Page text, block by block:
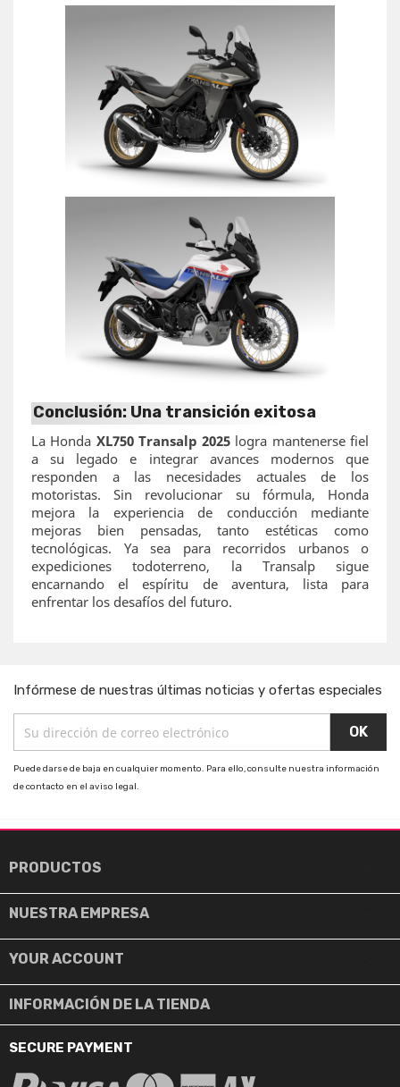
Conclusión: Una transición exitosa
La Honda XL750 Transalp 2025 logra mantenerse fiel
a su legado e integrar avances modernos que
responden a las necesidades actuales de los
motoristas. Sin revolucionar su fórmula, Honda
mejora la experiencia de conducción mediante
mejoras bien pensadas, tanto estéticas como
tecnológicas. Ya sea para recorridos urbanos o
expediciones todoterreno, la Transalp sigue
encarnando el espíritu de aventura, lista para
enfrentar los desafíos del futuro.
Infórmese de nuestras últimas noticias y ofertas especiales
Puede darse de baja en cualquier momento. Para ello, consulte nuestra información
de contacto en el aviso legal.
PRODUCTOS
NUESTRA EMPRESA
YOUR ACCOUNT
INFORMACIÓN DE LA TIENDA
SECURE PAYMENT